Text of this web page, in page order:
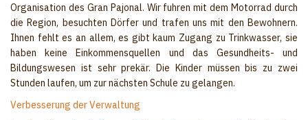
Organisation des Gran Pajonal. Wir fuhren mit dem Motorrad durch
die Region, besuchten Dörfer und trafen uns mit den Bewohnern.
Ihnen fehlt es an allem, es gibt kaum Zugang zu Trinkwasser, sie
haben keine Einkommensquellen und das Gesundheits- und
Bildungswesen ist sehr prekär. Die Kinder müssen bis zu zwei
Stunden laufen, um zur nächsten Schule zu gelangen.
Verbesserung der Verwaltung